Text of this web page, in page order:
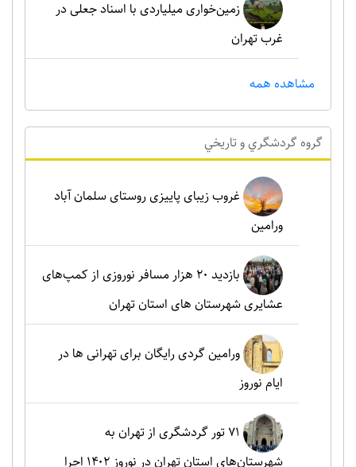
زمین‌خواری میلیاردی با اسناد جعلی در
غرب تهران
مشاهده همه
گروه گردشگري و تاريخي
غروب زیبای پاییزی روستای سلمان آباد
ورامین
بازدید ۲۰ هزار مسافر نوروزی از کمپ‌های
عشایری شهرستان های استان تهران
ورامین گردی رایگان برای تهرانی ها در
ایام نوروز
۷۱ تور گردشگری از تهران به
شهرستان‌های استان تهران در نوروز ۱۴۰۲ اجرا